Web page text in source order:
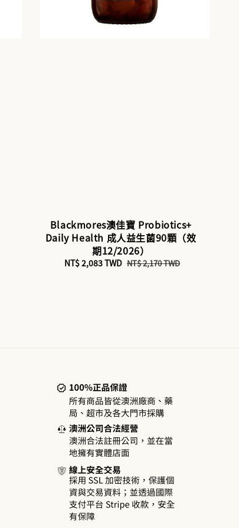
Blackmores澳佳寶 Probiotics+
Daily Health 成人益生菌90顆（效
期12/2026）
Sale
NT$ 2,083 TWD Regular
NT$ 2,170 TWD